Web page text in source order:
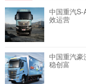
中国重汽S-
效运营
中国重汽豪
稳创富